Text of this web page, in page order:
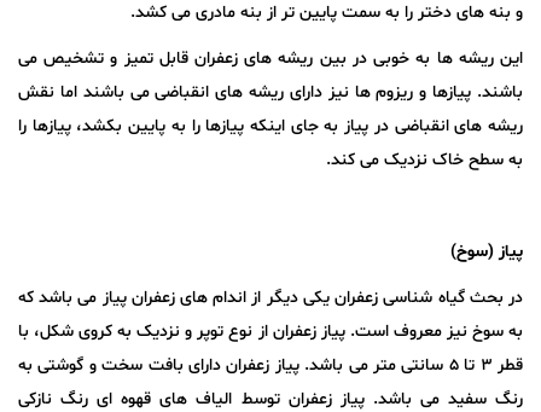
و بنه های دختر را به سمت پایین تر از بنه مادری می کشد.
این ریشه ها به خوبی در بین ریشه های زعفران قابل تمیز و تشخیص می
باشند. پیازها و ریزوم ها نیز دارای ریشه های انقباضی می باشند اما نقش
ریشه های انقباضی در پیاز به جای اینکه پیازها را به پایین بکشد، پیازها را
به سطح خاک نزدیک می کند.
پیاز (سوخ)
در بحث گیاه شناسی زعفران یکی دیگر از اندام های زعفران پیاز می باشد که
به سوخ نیز معروف است. پیاز زعفران از نوع توپر و نزدیک به کروی شکل، با
قطر ۳ تا ۵ سانتی متر می باشد. پیاز زعفران دارای بافت سخت و گوشتی به
رنگ سفید می باشد. پیاز زعفران توسط الیاف های قهوه ای رنگ نازکی